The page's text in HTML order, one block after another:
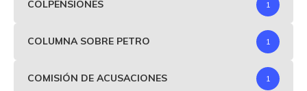
COLPENSIONES 1
COLUMNA SOBRE PETRO 1
COMISIÓN DE ACUSACIONES 1